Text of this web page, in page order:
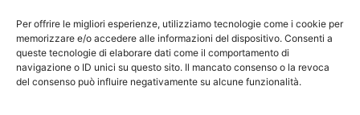
Per offrire le migliori esperienze, utilizziamo tecnologie come i cookie per
memorizzare e/o accedere alle informazioni del dispositivo. Consenti a
queste tecnologie di elaborare dati come il comportamento di
navigazione o ID unici su questo sito. Il mancato consenso o la revoca
del consenso può influire negativamente su alcune funzionalità.
OutOfBit